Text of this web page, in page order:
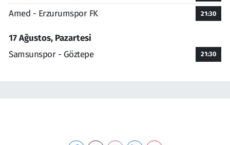
Amed - Erzurumspor FK 21:30
17 Ağustos, Pazartesi
Samsunspor - Göztepe
21:30